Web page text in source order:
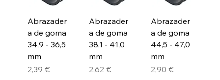
Abrazader
a de goma
34,9 - 36,5
mm
Precio
2,39 €
Abrazader
a de goma
38,1 - 41,0
mm
Precio
2,62 €
Abrazader
a de goma
44,5 - 47,0
mm
Precio
2,90 €